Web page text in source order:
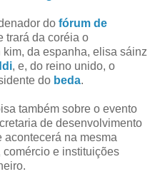
do fórum de
trará da coréia o
kim, da espanha, elisa sáinz
, e, do reino unido, o
do beda.
também sobre o evento
de desenvolvimento
na mesma
e instituições